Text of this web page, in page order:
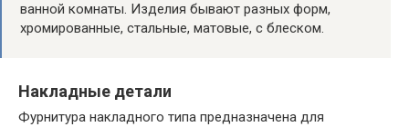
ванной комнаты. Изделия бывают разных форм,
хромированные, стальные, матовые, с блеском.
Накладные детали
Фурнитура накладного типа предназначена для